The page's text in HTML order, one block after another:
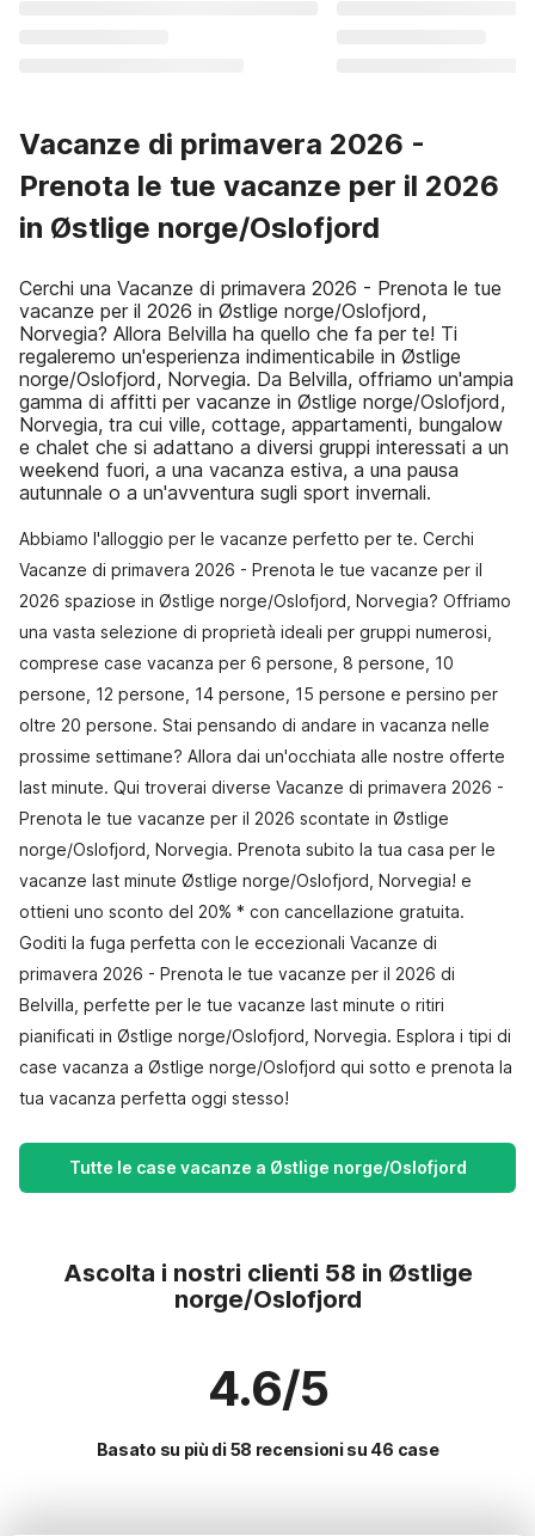
Vacanze di primavera 2026 -
Prenota le tue vacanze per il 2026
in Østlige norge/Oslofjord
Cerchi una Vacanze di primavera 2026 - Prenota le tue
vacanze per il 2026 in Østlige norge/Oslofjord,
Norvegia? Allora Belvilla ha quello che fa per te! Ti
regaleremo un'esperienza indimenticabile in Østlige
norge/Oslofjord, Norvegia. Da Belvilla, offriamo un'ampia
gamma di affitti per vacanze in Østlige norge/Oslofjord,
Norvegia, tra cui ville, cottage, appartamenti, bungalow
e chalet che si adattano a diversi gruppi interessati a un
weekend fuori, a una vacanza estiva, a una pausa
autunnale o a un'avventura sugli sport invernali.
Abbiamo l'alloggio per le vacanze perfetto per te. Cerchi
Vacanze di primavera 2026 - Prenota le tue vacanze per il
2026 spaziose in Østlige norge/Oslofjord, Norvegia? Offriamo
una vasta selezione di proprietà ideali per gruppi numerosi,
comprese case vacanza per 6 persone, 8 persone, 10
persone, 12 persone, 14 persone, 15 persone e persino per
oltre 20 persone. Stai pensando di andare in vacanza nelle
prossime settimane? Allora dai un'occhiata alle nostre offerte
last minute. Qui troverai diverse Vacanze di primavera 2026 -
Prenota le tue vacanze per il 2026 scontate in Østlige
norge/Oslofjord, Norvegia. Prenota subito la tua casa per le
vacanze last minute Østlige norge/Oslofjord, Norvegia! e
ottieni uno sconto del 20% * con cancellazione gratuita.
Goditi la fuga perfetta con le eccezionali Vacanze di
primavera 2026 - Prenota le tue vacanze per il 2026 di
Belvilla, perfette per le tue vacanze last minute o ritiri
pianificati in Østlige norge/Oslofjord, Norvegia. Esplora i tipi di
case vacanza a Østlige norge/Oslofjord qui sotto e prenota la
tua vacanza perfetta oggi stesso!
Tutte le case vacanze a Østlige norge/Oslofjord
Ascolta i nostri clienti 58 in Østlige
norge/Oslofjord
4.6/5
Basato su più di 58 recensioni su 46 case